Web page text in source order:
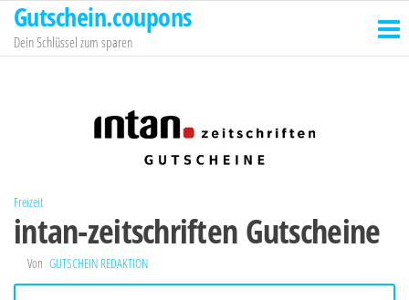
Zum
Inhalt
springen
Gutschein.coupons
Dein Schlüssel zum sparen
Freizeit
intan-zeitschriften Gutscheine
Von GUTSCHEIN REDAKTION